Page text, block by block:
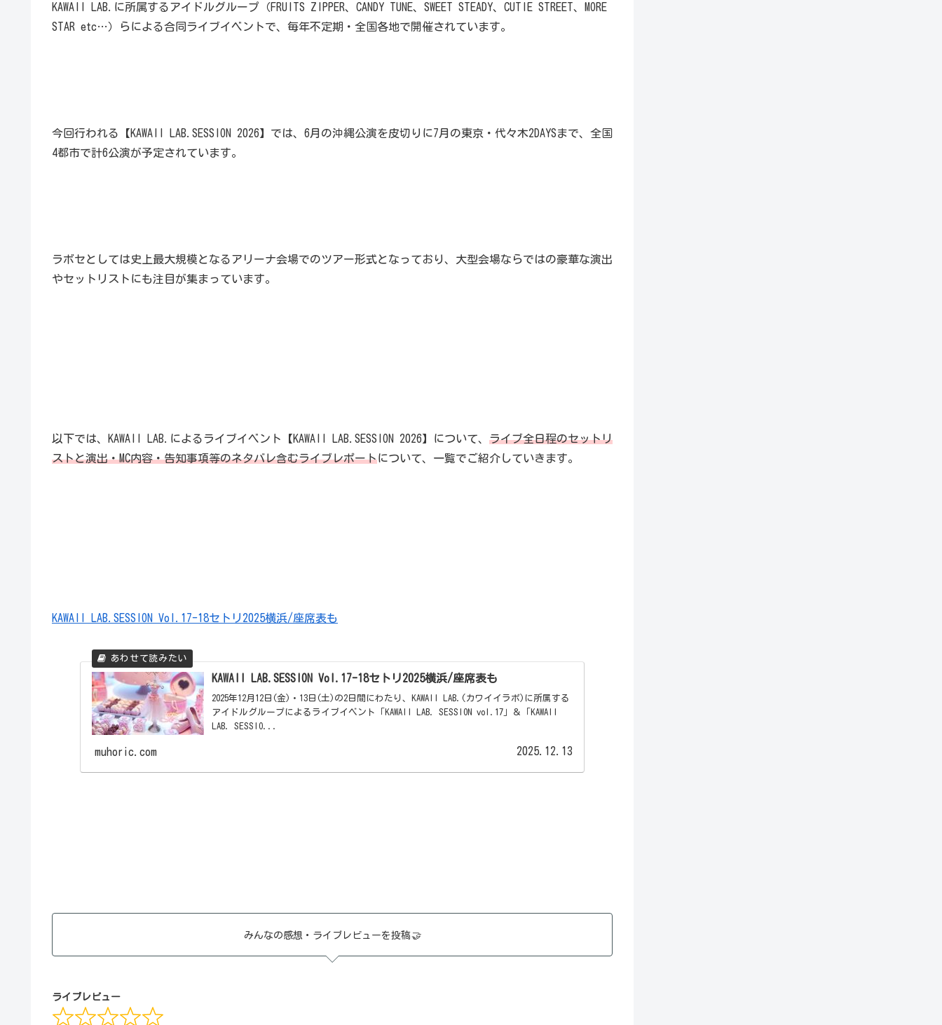
KAWAII LAB.に所属するアイドルグループ（FRUITS ZIPPER、CANDY TUNE、SWEET STEADY、CUTIE STREET、MORE
STAR etc…）らによる合同ライブイベントで、毎年不定期・全国各地で開催されています。
今回行われる【KAWAII LAB.SESSION 2026】では、6月の沖縄公演を皮切りに7月の東京・代々木2DAYSまで、全国
4都市で計6公演が予定されています。
ラボセとしては史上最大規模となるアリーナ会場でのツアー形式となっており、大型会場ならではの豪華な演出
やセットリストにも注目が集まっています。
以下では、KAWAII LAB.によるライブイベント【KAWAII LAB.SESSION 2026】について、 ライブ全日程のセットリ
ストと演出・MC内容・告知事項等のネタバレ含むライブレポートについて、一覧でご紹介していきます。
KAWAII LAB.SESSION Vol.17-18セトリ2025横浜/座席表も
KAWAII LAB.SESSION Vol.17-18セトリ2025横浜/座席表も
2025年12月12日(金)・13日(土)の2日間にわたり、KAWAII LAB.(カワイイラボ)に所属する
アイドルグループによるライブイベント「KAWAII LAB. SESSION vol.17」＆「KAWAII
LAB. SESSIO...
muhoric.com 2025.12.13
みんなの感想・ライブレビューを投稿🤝
ライブレビュー